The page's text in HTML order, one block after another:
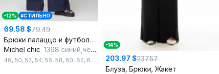
-12% #СТИЛЬНО
69.58 $79.49
Брюки палаццо и футболка из джинса и хлопка
Michel chic 1368 синий,черный
48, 50, 52, 54, 56, 58, 60, 62, 64
-14%
203.97 $237.57
Блуза, Брюки, Жакет